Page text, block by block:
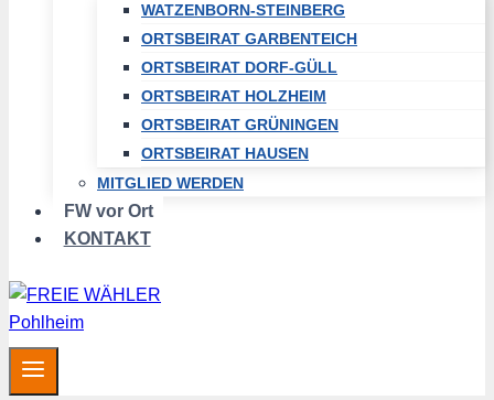
WATZENBORN-STEINBERG
ORTSBEIRAT GARBENTEICH
ORTSBEIRAT DORF-GÜLL
ORTSBEIRAT HOLZHEIM
ORTSBEIRAT GRÜNINGEN
ORTSBEIRAT HAUSEN
MITGLIED WERDEN
FW vor Ort
KONTAKT